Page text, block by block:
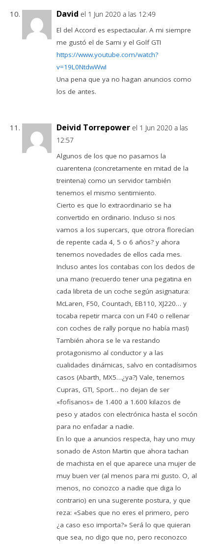
David el 1 Jun 2020 a las 12:49
El del Accord es espectacular. A mi siempre
me gustó el de Sami y el Golf GTI
https://www.youtube.com/watch?
v=19L0NtdwWwI
Una pena que ya no hagan anuncios como
los de antes.
Deivid Torrepower el 1 Jun 2020 a las
12:57
Algunos de los que no pasamos la
cuarentena (concretamente en mitad de la
treintena) como un servidor también
tenemos el mismo sentimiento.
Cierto es que lo extraordinario se ha
convertido en ordinario. Incluso si nos
vamos a los supercars, que otrora florecían
de repente cada 4, 5 o 6 años? y ahora
tenemos novedades de ellos cada mes.
Incluso antes los contabas con los dedos de
una mano (recuerdo tener una pegatina en
cada libreta de un coche según asignatura:
McLaren, F50, Countach, EB110, XJ220… y
tocaba repetir marca con un F40 o rellenar
con coches de rally porque no había mas!)
También ahora se le va restando
protagonismo al conductor y a las
cualidades dinámicas, salvo en contadísimos
casos (Abarth, MX5…¿ya?) Vale, tenemos
Cupras, GTI, Sport… no dejan de ser
«fofisanos» de 1.400 a 1.600 kilazos de
peso y atados con electrónica hasta el socón
para no enfadar a nadie.
En lo que a anuncios respecta, hay uno muy
sonado de Aston Martin que ahora tachan
de machista en el que aparece una mujer de
muy buen ver (al menos para mi gusto. O, al
menos, no conozco a nadie que diga lo
contrario) en una sugerente postura, y que
reza: «Sabes que no eres el primero, pero
¿a caso eso importa?» Será lo que quieran
que sea, no digo que no, pero reconozco